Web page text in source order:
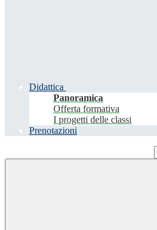
Didattica
Panoramica
Offerta formativa
I progetti delle classi
Prenotazioni